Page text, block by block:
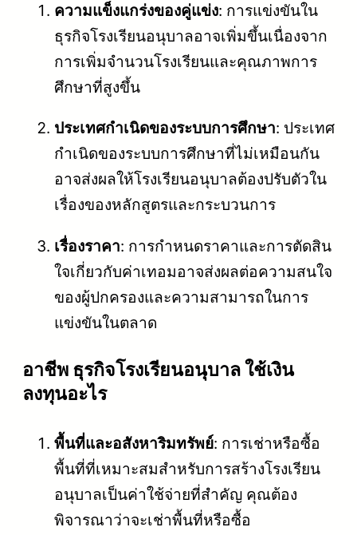
ความแข็งแกร่งของคู่แข่ง: การแข่งขันใน
ธุรกิจโรงเรียนอนุบาลอาจเพิ่มขึ้นเนื่องจาก
การเพิ่มจำนวนโรงเรียนและคุณภาพการ
ศึกษาที่สูงขึ้น
ประเทศกำเนิดของระบบการศึกษา: ประเทศ
กำเนิดของระบบการศึกษาที่ไม่เหมือนกัน
อาจส่งผลให้โรงเรียนอนุบาลต้องปรับตัวใน
เรื่องของหลักสูตรและกระบวนการ
เรื่องราคา: การกำหนดราคาและการตัดสิน
ใจเกี่ยวกับค่าเทอมอาจส่งผลต่อความสนใจ
ของผู้ปกครองและความสามารถในการ
แข่งขันในตลาด
อาชีพ ธุรกิจโรงเรียนอนุบาล ใช้เงิน
ลงทุนอะไร
พื้นที่และอสังหาริมทรัพย์: การเช่าหรือซื้อ
พื้นที่ที่เหมาะสมสำหรับการสร้างโรงเรียน
อนุบาลเป็นค่าใช้จ่ายที่สำคัญ คุณต้อง
พิจารณาว่าจะเช่าพื้นที่หรือซื้อ